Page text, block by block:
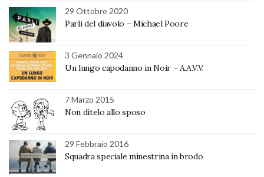
29 Ottobre 2020
Parli del diavolo – Michael Poore
3 Gennaio 2024
Un lungo capodanno in Noir – A.A.V.V.
7 Marzo 2015
Non ditelo allo sposo
29 Febbraio 2016
Squadra speciale minestrina in brodo